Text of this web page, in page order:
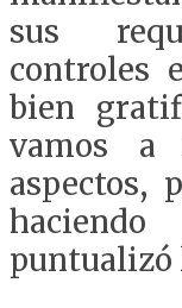
sus
controles
bien
vamos a
aspectos,
haciendo
puntualizó